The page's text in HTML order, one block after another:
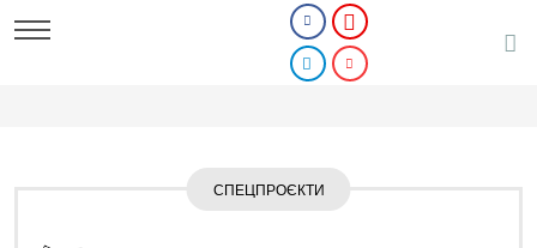
СПЕЦПРОЄКТИ